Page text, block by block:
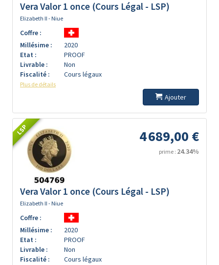
Vera Valor 1 once (Cours Légal - LSP)
Elizabeth II - Niue
Coffre :
Millésime :
2020
Etat :
PROOF
Livrable :
Non
Fiscalité :
Cours légaux
Plus de détails
Ajouter
LSP 4 689,00 €
prime : 24.34%
Vera Valor 1 once (Cours Légal - LSP)
Elizabeth II - Niue
Coffre :
Millésime :
2020
Etat :
PROOF
Livrable :
Non
Fiscalité :
Cours légaux